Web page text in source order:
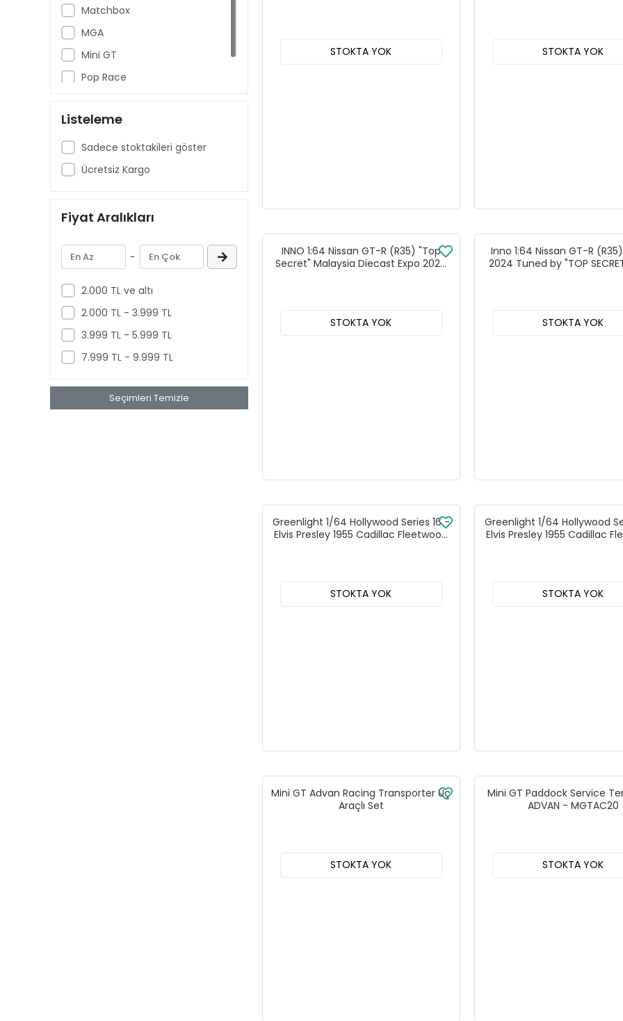
Matchbox
MGA
Mini GT
Pop Race
Listeleme
Sadece stoktakileri göster
Ücretsiz Kargo
Fiyat Aralıkları
-
2.000 TL ve altı
2.000 TL - 3.999 TL
3.999 TL - 5.999 TL
7.999 TL - 9.999 TL
Seçimleri Temizle
STOKTA YOK STOKTA YOK
INNO 1:64 Nissan GT-R (R35) "Top
Secret" Malaysia Diecast Expo 2024
STOKTA YOK
Inno 1:64 Nissan GT-R
2024 Tuned by "TOP
STOKTA YOK
Greenlight 1/64 Hollywood Series 16 -
Elvis Presley 1955 Cadillac Fleetwood
STOKTA YOK
Greenlight 1/64 Hollywood
Elvis Presley 1955 Cadillac
STOKTA YOK
Mini GT Advan Racing Transporter Üç
Araçlı Set
STOKTA YOK
Mini GT Paddock Service
ADVAN - MGTAC20
STOKTA YOK